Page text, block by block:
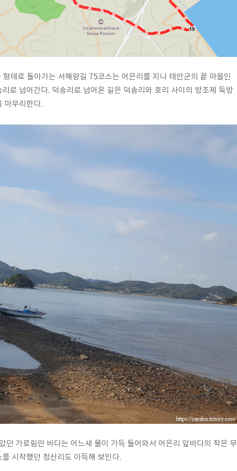
태로 돌아가는 서해랑길 75코스는 어은리를 지나 태안군의 끝 마을인
로 넘어간다. 덕송리로 넘어온 길은 덕송리와 호리 사이의 방조제 둑방
마무리한다.
던 가로림만 바다는 어느새 물이 가득 들어와서 어은리 앞바다의 작은 무
시작했던 청산리도 아득해 보인다.